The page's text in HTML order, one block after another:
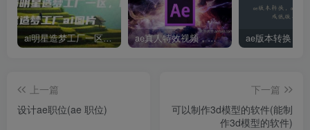
ai明星造梦工厂一区，明星造梦工厂ai图片 ae真人特效视频，大学生第一次做ppt怎么做
上一篇
设计ae职位(ae 职位)
下一篇
可以制作3d模型的软件(能制
作3d模型的软件)